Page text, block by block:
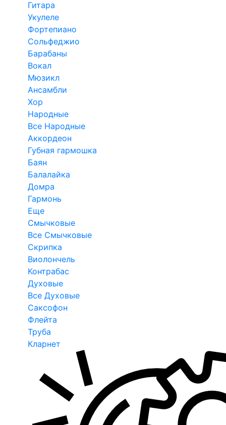
Гитара
Укулеле
Фортепиано
Сольфеджио
Барабаны
Вокал
Мюзикл
Ансамбли
Хор
Народные
Все Народные
Аккордеон
Губная гармошка
Баян
Балалайка
Домра
Гармонь
Еще
Смычковые
Все Смычковые
Скрипка
Виолончель
Контрабас
Духовые
Все Духовые
Саксофон
Флейта
Труба
Кларнет